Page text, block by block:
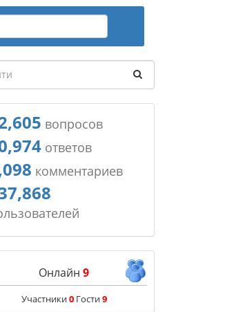
вопросов
ответов
комментариев
Онлайн9
Участники0Гости9